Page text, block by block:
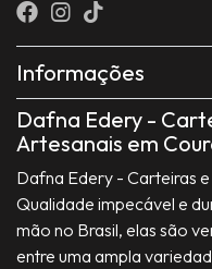
Informações
Dafna Edery -
Artesanais em
Dafna Edery - Carteiras
Qualidade impecável e
mão no Brasil, elas são
entre uma ampla